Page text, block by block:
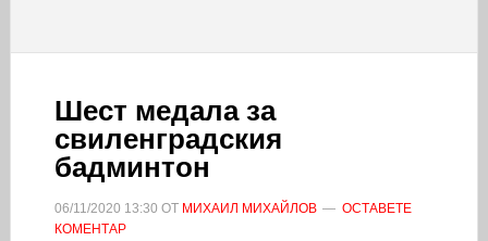
Шест медала за
свиленградския
бадминтон
06/11/2020 13:30 ОТ МИХАИЛ МИХАЙЛОВ
ОСТАВЕТЕ
КОМЕНТАР